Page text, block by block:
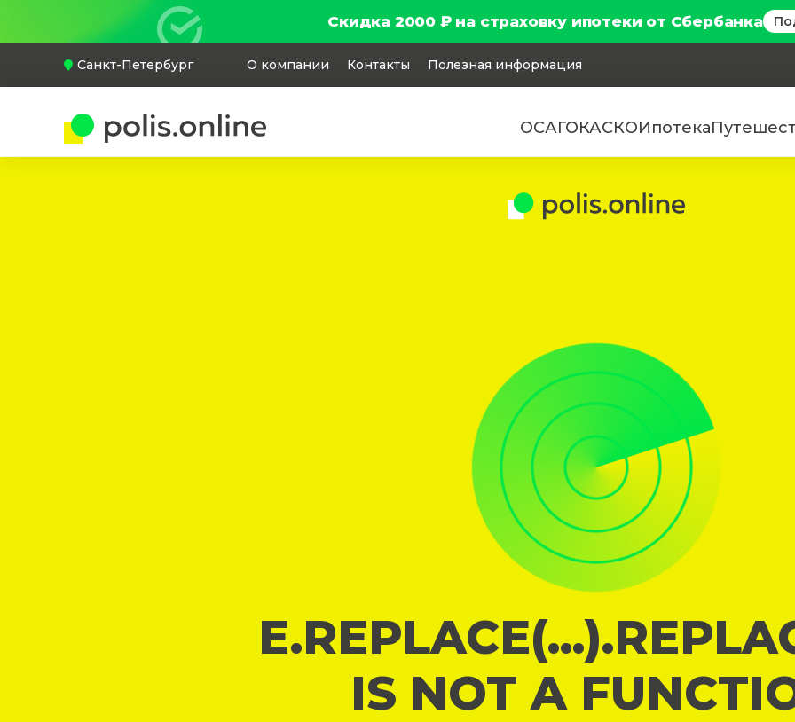
Скидка 2000 ₽ на страховку ипотеки от Сбербанка
Санкт-Петербург О компании Контакты Полезная информация
ОСАГОКАСКОИпотека
IS NOT A